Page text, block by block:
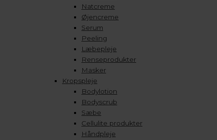
Natcreme
Øjencreme
Serum
Peeling
Læbepleje
Renseprodukter
Masker
Kropspleje
Bodylotion
Bodyscrub
Sæbe
Cellulite produkter
Håndpleje